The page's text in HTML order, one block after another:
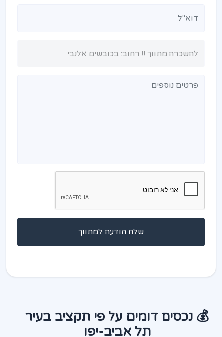
שלח הודעה למתווך
💰 נכסים דומים על פי תקציב בעיר
תל אביב-יפו